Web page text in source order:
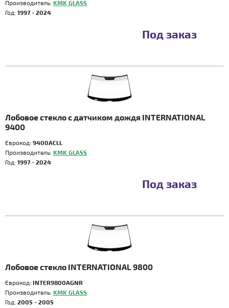
Производитель: KMK GLASS
Год: 1997 - 2024
Под заказ
Лобовое стекло с датчиком дождя INTERNATIONAL
9400
Еврокод: 9400ACLL
Производитель: KMK GLASS
Год: 1997 - 2024
Под заказ
Лобовое стекло INTERNATIONAL 9800
Еврокод: INTER9800AGNR
Производитель: KMK GLASS
Год: 2005 - 2005